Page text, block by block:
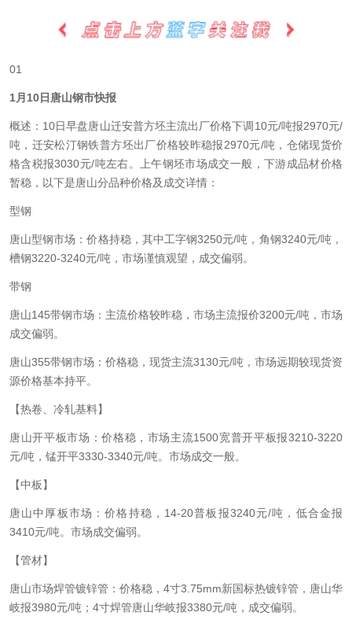
01
1月10日唐山钢市快报
概述：10日早盘唐山迁安普方坯主流出厂价格下调10元/吨报2970元/
吨，迁安松汀钢铁普方坯出厂价格较昨稳报2970元/吨，仓储现货价
格含税报3030元/吨左右。上午钢坯市场成交一般，下游成品材价格
暂稳，以下是唐山分品种价格及成交详情：
型钢
唐山型钢市场：价格持稳，其中工字钢3250元/吨，角钢3240元/吨，
槽钢3220-3240元/吨，市场谨慎观望，成交偏弱。
带钢
唐山145带钢市场：主流价格较昨稳，市场主流报价3200元/吨，市场
成交偏弱。
唐山355带钢市场：价格稳，现货主流3130元/吨，市场远期较现货资
源价格基本持平。
【热卷、 冷轧基料】
唐山开平板市场：价格稳，市场主流1500宽普开平板报3210-3220
元/吨，锰开平3330-3340元/吨。市场成交一般。
【中板】
唐山中厚板市场：价格持稳，14-20普板 报3240元/吨，低合金报
3410元/吨。市场成交偏弱。
【管材】
唐山市场焊管镀锌管 ：价格稳，4寸3.75mm新国标热镀锌管，唐山华
岐报3980元/吨；4寸焊管唐山华岐报3380元/吨，成交偏弱。